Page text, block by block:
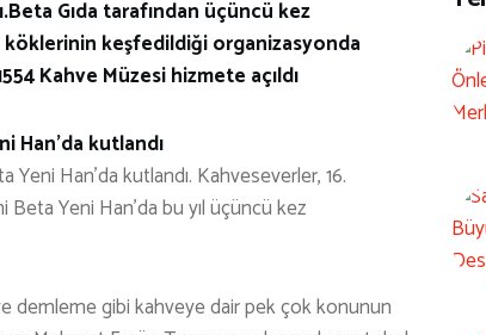
Gıda tarafından üçüncü kez
keşfedildiği organizasyonda
Kahve Müzesi hizmete açıldı
Han’da kutlandı
Han’da kutlandı. Kahveseverler, 16.
Yeni Han’da bu yıl üçüncü kez
demleme gibi kahveye dair pek çok konunun